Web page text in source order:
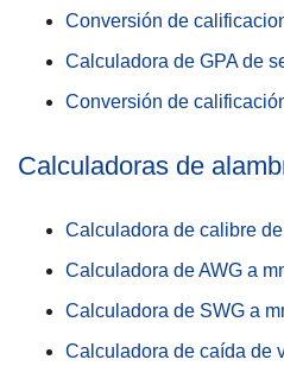
Conversión de
Calculadora de GPA de
Conversión de
Calculadoras de
Calculadora de calibre
Calculadora de AWG a
Calculadora de SWG a
Calculadora de caída de